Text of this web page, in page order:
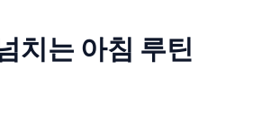
치는 아침 루틴